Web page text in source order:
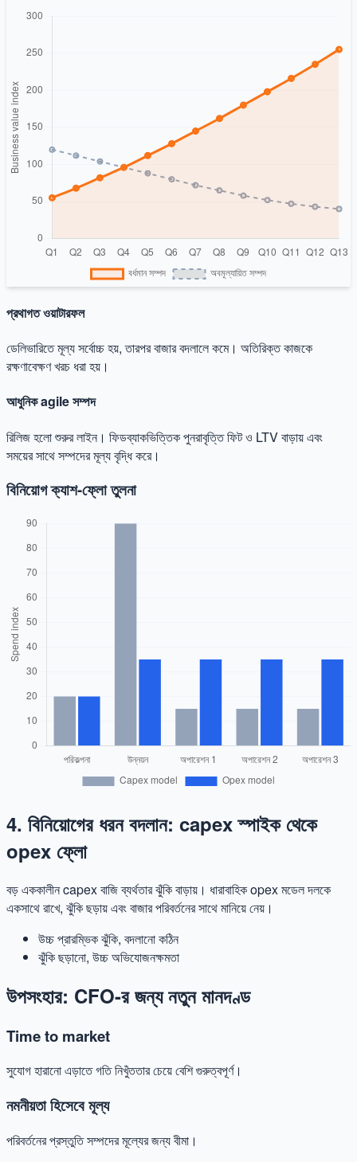
প্রথাগত ওয়াটারফল
ডেলিভারিতে মূল্য সর্বোচ্চ হয়, তারপর বাজার বদলালে কমে। অতিরিক্ত কাজকে
রক্ষণাবেক্ষণ খরচ ধরা হয়।
আধুনিক agile সম্পদ
রিলিজ হলো শুরুর লাইন। ফিডব্যাকভিত্তিক পুনরাবৃত্তি ফিট ও LTV বাড়ায় এবং
সময়ের সাথে সম্পদের মূল্য বৃদ্ধি করে।
বিনিয়োগ ক্যাশ-ফ্লো তুলনা
4. বিনিয়োগের ধরন বদলান: capex স্পাইক থেকে
opex ফ্লো
বড় এককালীন capex বাজি ব্যর্থতার ঝুঁকি বাড়ায়। ধারাবাহিক opex মডেল দলকে
একসাথে রাখে, ঝুঁকি ছড়ায় এবং বাজার পরিবর্তনের সাথে মানিয়ে নেয়।
উচ্চ প্রারম্ভিক ঝুঁকি, বদলানো কঠিন
ঝুঁকি ছড়ানো, উচ্চ অভিযোজনক্ষমতা
উপসংহার: CFO-র জন্য নতুন মানদণ্ড
Time to market
সুযোগ হারানো এড়াতে গতি নিখুঁততার চেয়ে বেশি গুরুত্বপূর্ণ।
নমনীয়তা হিসেবে মূল্য
পরিবর্তনের প্রস্তুতি সম্পদের মূল্যের জন্য বীমা।